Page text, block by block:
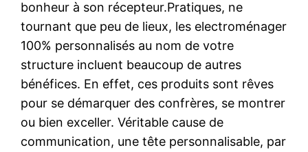
bonheur à son récepteur.Pratiques, ne
tournant que peu de lieux, les electroménager
100% personnalisés au nom de votre
structure incluent beaucoup de autres
bénéfices. En effet, ces produits sont rêves
pour se démarquer des confrères, se montrer
ou bien exceller. Véritable cause de
communication, une tête personnalisable, par